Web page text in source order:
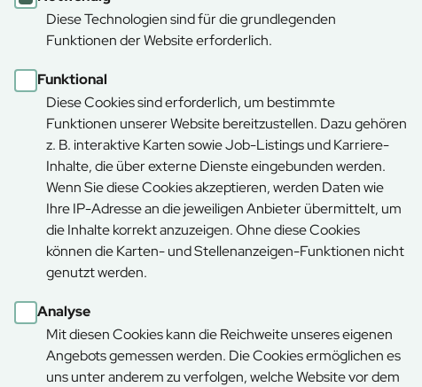
Diese Technologien sind für die grundlegenden
Funktionen der Website erforderlich.
Funktional
Diese Cookies sind erforderlich, um bestimmte
Funktionen unserer Website bereitzustellen. Dazu gehören
z. B. interaktive Karten sowie Job-Listings und Karriere-
Inhalte, die über externe Dienste eingebunden werden.
Wenn Sie diese Cookies akzeptieren, werden Daten wie
Ihre IP-Adresse an die jeweiligen Anbieter übermittelt, um
die Inhalte korrekt anzuzeigen. Ohne diese Cookies
können die Karten- und Stellenanzeigen-Funktionen nicht
genutzt werden.
Analyse
Mit diesen Cookies kann die Reichweite unseres eigenen
Angebots gemessen werden. Die Cookies ermöglichen es
uns unter anderem zu verfolgen, welche Website vor dem
05.03.2026
Frühlingserwachen
Verkehrssicherung nach den starken
Schneefällen der letzten Monate
abgeschlossen.
Zum Artikel